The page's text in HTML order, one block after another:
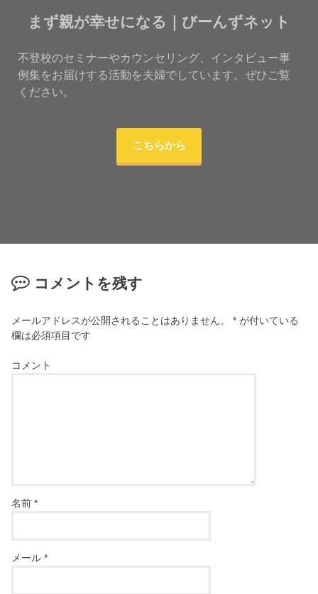
まず親が幸せになる｜びーんずネット
不登校のセミナーやカウンセリング、インタビュー事
例集をお届けする活動を夫婦でしています。ぜひご覧
ください。
こちらから
コメントを残す
メールアドレスが公開されることはありません。 * が付いている
欄は必須項目です
コメント
名前*
メール*